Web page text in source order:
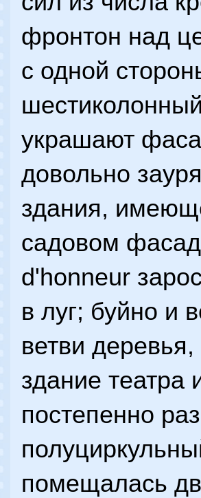
фронтон над
с одной
украшают
довольно
здания,
садовом
d'honneur
в луг; буйно и
ветви
здание театра
постепенно
помещалась